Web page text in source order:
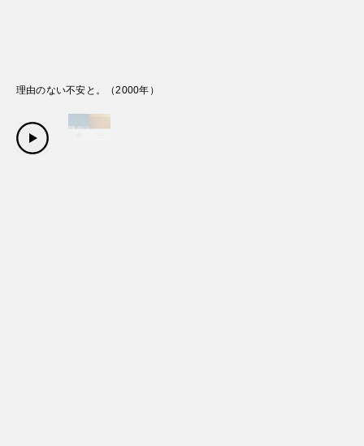
理由のない不安と。 （2000年）